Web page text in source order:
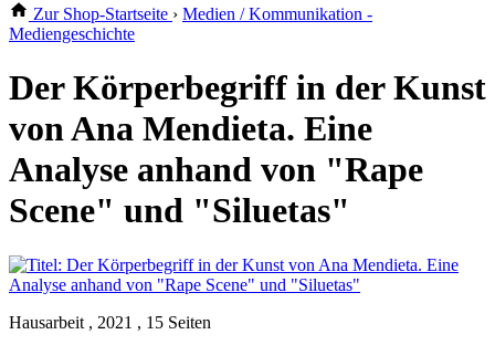
Zur Shop-Startseite › Medien / Kommunikation -
Mediengeschichte
Der Körperbegriff in der Kunst
von Ana Mendieta. Eine
Analyse anhand von "Rape
Scene" und "Siluetas"
Hausarbeit , 2021 , 15 Seiten